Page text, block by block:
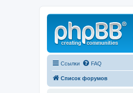
Ссылки FAQ
Список форумов